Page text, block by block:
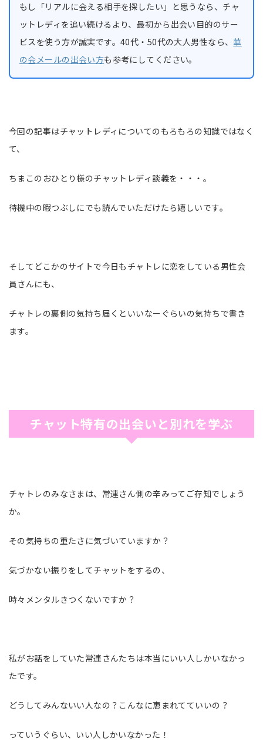
もし「リアルに会える相手を探したい」と思うなら、チャ
ットレディを追い続けるより、最初から出会い目的のサー
ビスを使う方が誠実です。40代・50代の大人男性なら、華
の会メールの出会い方も参考にしてください。
今回の記事はチャットレディについてのもろもろの知識ではなく
て、
ちまこのおひとり様のチャットレディ談義を・・・。
待機中の暇つぶしにでも読んでいただけたら嬉しいです。
そしてどこかのサイトで今日もチャトレに恋をしている男性会
員さんにも、
チャトレの裏側の気持ち届くといいなーぐらいの気持ちで書き
ます。
チャット特有の出会いと別れを学ぶ
チャトレのみなさまは、常連さん側の辛みってご存知でしょう
か。
その気持ちの重たさに気づいていますか？
気づかない振りをしてチャットをするの、
時々メンタルきつくないですか？
私がお話をしていた常連さんたちは本当にいい人しかいなかっ
たです。
どうしてみんないい人なの？こんなに恵まれてていいの？
っていうぐらい、いい人しかいなかった！